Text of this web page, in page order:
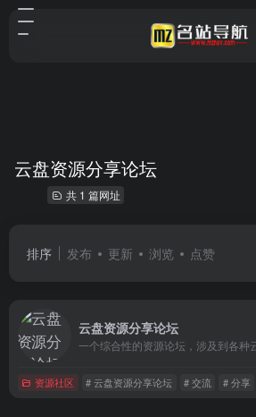
云盘资源分享论坛
共 1 篇网址
排序 发布 更新 浏览 点赞
云盘资源分享论坛
一个综合性的资源论坛，涉及到各种
资源社区 # 云盘资源分享论坛 # 交流 # 分享